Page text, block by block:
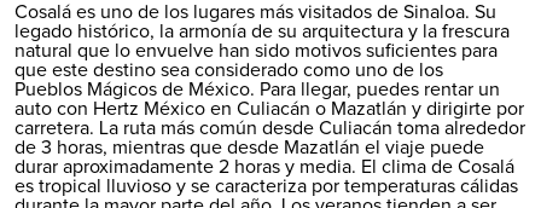
Cosalá es uno de los lugares más visitados de Sinaloa. Su
legado histórico, la armonía de su arquitectura y la frescura
natural que lo envuelve han sido motivos suficientes para
que este destino sea considerado como uno de los
Pueblos Mágicos de México. Para llegar, puedes rentar un
auto con Hertz México en Culiacán o Mazatlán y dirigirte por
carretera. La ruta más común desde Culiacán toma alrededor
de 3 horas, mientras que desde Mazatlán el viaje puede
durar aproximadamente 2 horas y media. El clima de Cosalá
es tropical lluvioso y se caracteriza por temperaturas cálidas